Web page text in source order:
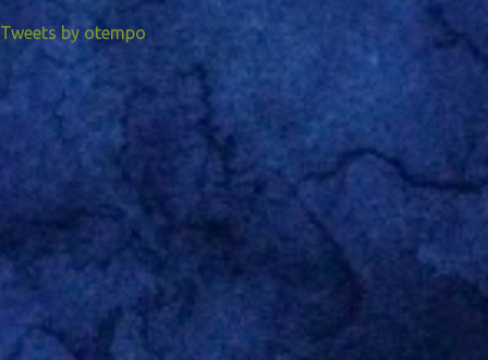
Tweets by otempo